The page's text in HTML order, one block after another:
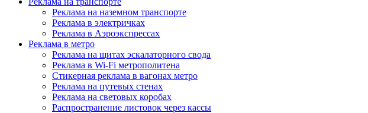
Реклама на наземном транспорте
Реклама в электричках
Реклама в Аэроэкспрессах
Реклама в метро
Реклама на щитах эскалаторного свода
Реклама в Wi-Fi метрополитена
Стикерная реклама в вагонах метро
Реклама на путевых стенах
Реклама на световых коробах
Распространение листовок через кассы